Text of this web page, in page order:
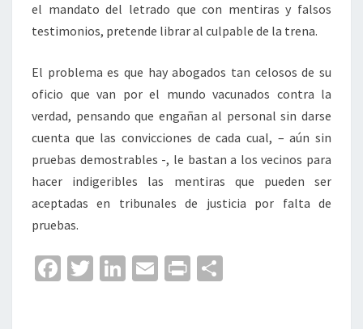
el mandato del letrado que con mentiras y falsos
testimonios, pretende librar al culpable de la trena.
El problema es que hay abogados tan celosos de su
oficio que van por el mundo vacunados contra la
verdad, pensando que engañan al personal sin darse
cuenta que las convicciones de cada cual, – aún sin
pruebas demostrables -, le bastan a los vecinos para
hacer indigeribles las mentiras que pueden ser
aceptadas en tribunales de justicia por falta de
pruebas.
Fa T
Li
E
Pr